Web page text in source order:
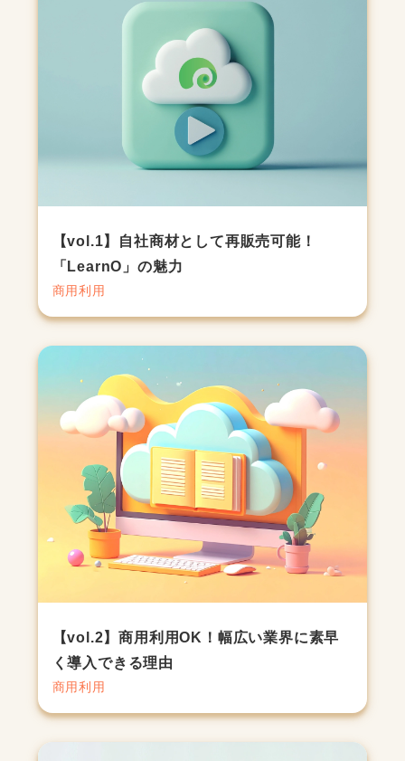
【vol.1】自社商材として再販売可能！
「LearnO」の魅力
商用利用
【vol.2】商用利用OK！幅広い業界に素早
く導入できる理由
商用利用